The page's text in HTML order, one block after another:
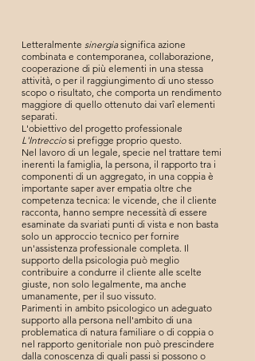
Letteralmente sinergiasignifica azione
combinata e contemporanea, collaborazione,
cooperazione di più elementi in una stessa
attività, o per il raggiungimento di uno stesso
scopo o risultato, che comporta un rendimento
maggiore di quello ottenuto dai varî elementi
separati.
L'obiettivo del progetto professionale
L'Intrecciosi prefigge proprio questo.
Nel lavoro di un legale, specie nel trattare temi
inerenti la famiglia, la persona, il rapporto tra i
componenti di un aggregato, in una coppia è
importante saper aver empatia oltre che
competenza tecnica: le vicende, che il cliente
racconta, hanno sempre necessità di essere
esaminate da svariati punti di vista e non basta
solo un approccio tecnico per fornire
un'assistenza professionale completa. Il
supporto della psicologia può meglio
contribuire a condurre il cliente alle scelte
giuste, non solo legalmente, ma anche
umanamente, per il suo vissuto.
Parimenti in ambito psicologico un adeguato
supporto alla persona nell'ambito di una
problematica di natura familiare o di coppia o
nel rapporto genitoriale non può prescindere
dalla conoscenza di quali passi si possono o